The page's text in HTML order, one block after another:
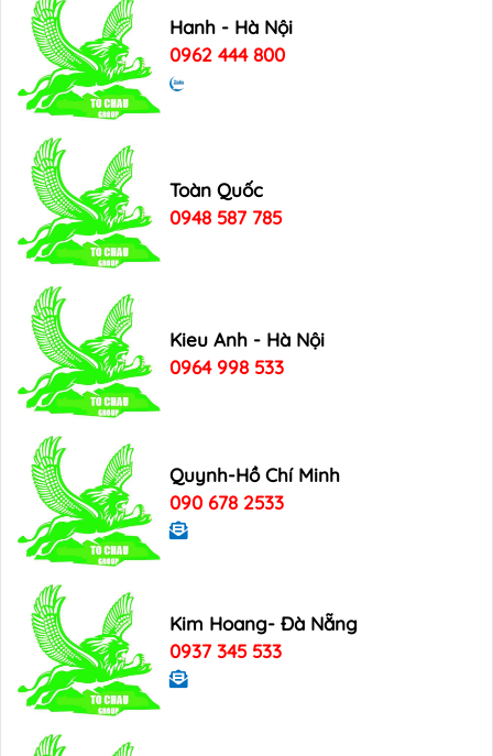
Hanh - Hà Nội
0962 444 800
Toàn Quốc
0948 587 785
Kieu Anh - Hà Nội
0964 998 533
Quynh-Hồ Chí Minh
090 678 2533
Kim Hoang- Đà Nẵng
0937 345 533